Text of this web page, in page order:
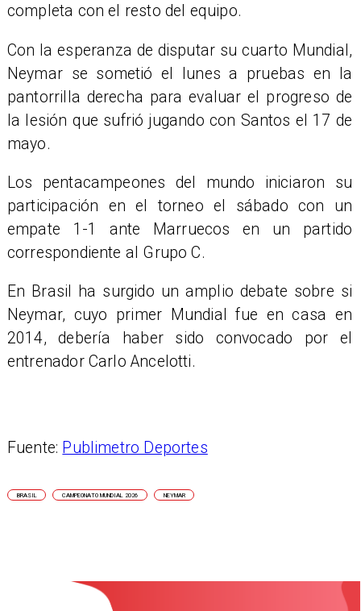
completa con el resto del equipo.
Con la esperanza de disputar su cuarto Mundial,
Neymar se sometió el lunes a pruebas en la
pantorrilla derecha para evaluar el progreso de
la lesión que sufrió jugando con Santos el 17 de
mayo.
Los pentacampeones del mundo iniciaron su
participación en el torneo el sábado con un
empate 1-1 ante Marruecos en un partido
correspondiente al Grupo C.
En Brasil ha surgido un amplio debate sobre si
Neymar, cuyo primer Mundial fue en casa en
2014, debería haber sido convocado por el
entrenador Carlo Ancelotti.
Fuente: Publimetro Deportes
BRASIL CAMPEONATO MUNDIAL 2026 NEYMAR